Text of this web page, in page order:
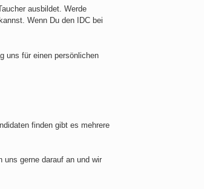
ausbildet. Werde
Wenn Du den IDC bei
uns für einen persönlichen
finden gibt es mehrere
uns gerne darauf an und wir